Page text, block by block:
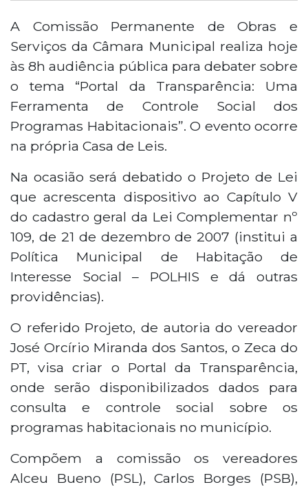
A Comissão Permanente de Obras e
Serviços da Câmara Municipal realiza hoje
às 8h audiência pública para debater sobre
o tema “Portal da Transparência: Uma
Ferramenta de Controle Social dos
Programas Habitacionais”. O evento ocorre
na própria Casa de Leis.
Na ocasião será debatido o Projeto de Lei
que acrescenta dispositivo ao Capítulo V
do cadastro geral da Lei Complementar nº
109, de 21 de dezembro de 2007 (institui a
Política Municipal de Habitação de
Interesse Social – POLHIS e dá outras
providências).
O referido Projeto, de autoria do vereador
José Orcírio Miranda dos Santos, o Zeca do
PT, visa criar o Portal da Transparência,
onde serão disponibilizados dados para
consulta e controle social sobre os
programas habitacionais no município.
Compõem a comissão os vereadores
Alceu Bueno (PSL), Carlos Borges (PSB),